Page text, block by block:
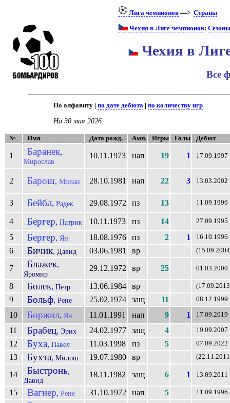
Лига чемпионов —>Страны
Чехия в Лиге чемпионов:
Чехия в
Все
По алфавиту |по дате дебюта |по количеству игр
На 30 мая 2026
№ Имя Дата рожд. Амп. Игры Голы Дебют
1 Баранек,
Мирослав
10.11.1973 нап 19 1 17.09.1997
2 Барош, Милан 28.10.1981 нап 22 3 13.03.2002
3 Бейбл, Радек 29.08.1972 пз 13 11.09.1996
4 Бергер, Патрик 10.11.1973 пз 14 27.09.1995
5 Бергер, Ян 18.08.1976 пз 2 1 16.10.1996
6 Бичик, Давид 03.06.1981 вр
7 Блажек,
Яромир
29.12.1972 вр 25 01.03.2000
8 Болек, Петр 13.06.1984 вр
9 Больф, Рене 25.02.1974 защ 11 08.12.1999
10 Боржил, Ян 11.01.1991 нап 9 1 17.09.2019
11 Брабец, Эрих 24.02.1977 защ 4 19.09.2007
12 Буха, Павел 11.03.1998 пз 5 07.09.2022
13 Бухта, Милош 19.07.1980 вр
14 Быстронь,
Давид
18.11.1982 защ 6 1 13.09.2011
15 Вагнер, Рене 31.10.1972 нап 5 11.09.1996